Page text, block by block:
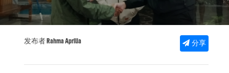
发布者 Rahma Aprilia 分享